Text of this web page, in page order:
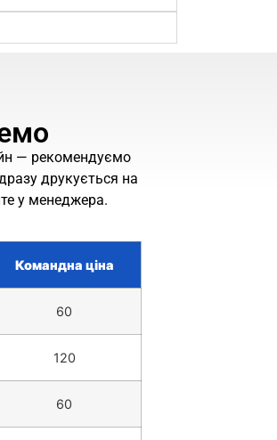
— рекомендуємо
друкується на
у менеджера.
Командна ціна
60
120
60